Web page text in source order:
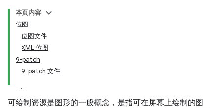
本页内容
位图
位图文件
XML 位图
9-patch
9-patch 文件
可绘制资源是图形的一般概念，是指可在屏幕上绘制的图